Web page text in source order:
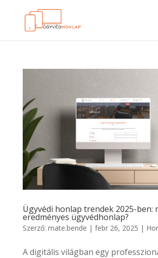
Ügyvédi honlap trendek 2025-ben:
eredményes ügyvédhonlap?
Szerző: mate.bende | febr 26, 2025 |
A digitális világban egy